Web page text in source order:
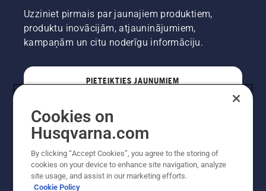
Uzziniet pirmais par jaunajiem produktiem,
produktu inovācijām, atjauninājumiem,
kampaņām un citu noderīgu informāciju.
PIETEIKTIES JAUNUMIEM
Cookies on
Husqvarna.com
By clicking “Accept Cookies”, you agree to the storing of
cookies on your device to enhance site navigation, analyze
site usage, and assist in our marketing efforts.
Cookie Policy